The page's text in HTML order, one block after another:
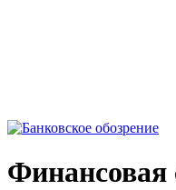
Финансовая